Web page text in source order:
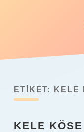
Anasayfa
Yasal Uyarı
Hakkımızda
ETIKET: KELE
KELE